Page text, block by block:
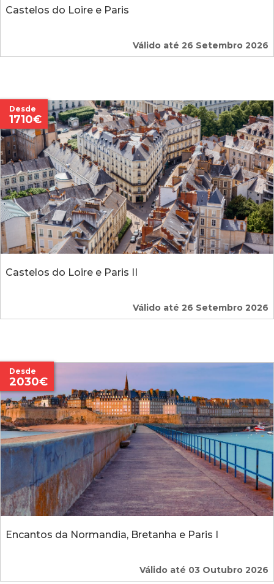
Castelos do Loire e Paris
Válido até 26 Setembro 2026
Castelos do Loire e Paris II
Desde
1710€
Válido até 26 Setembro 2026
Encantos da Normandia, Bretanha e Paris I
Desde
2030€
Válido até 03 Outubro 2026